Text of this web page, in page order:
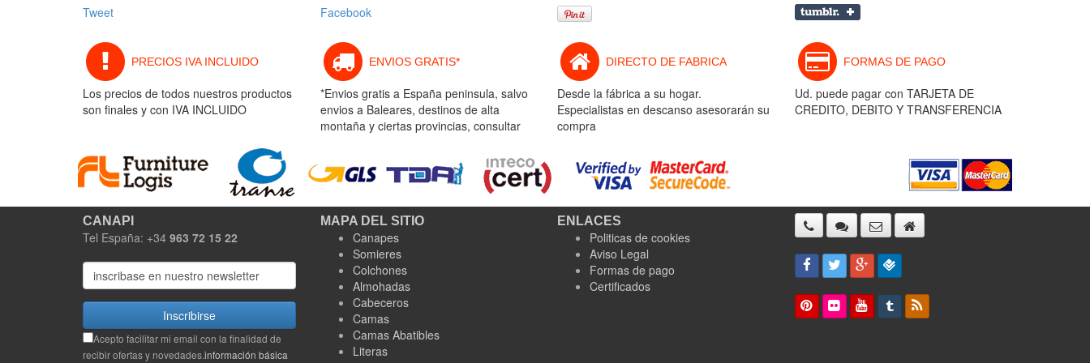
Tweet Facebook
PRECIOS IVA INCLUIDO
Los precios de todos nuestros productos
son finales y con IVA INCLUIDO
ENVIOS GRATIS*
*Envios gratis a España peninsula, salvo
envios a Baleares, destinos de alta
montaña y ciertas provincias, consultar
DIRECTO DE FABRICA
Desde la fábrica a su hogar.
Especialistas en descanso asesorarán su
compra
FORMAS DE PAGO
Ud. puede pagar con TARJETA DE
CREDITO, DEBITO Y TRANSFERENCIA
CANAPI
Tel España: +34 963 72 15 22
Inscribirse
Acepto facilitar mi email con la finalidad de
recibir ofertas y novedades.información básica
MAPA DEL SITIO
Canapes
Somieres
Colchones
Almohadas
Cabeceros
Camas
Camas Abatibles
Literas
ENLACES
Politicas de cookies
Aviso Legal
Formas de pago
Certificados